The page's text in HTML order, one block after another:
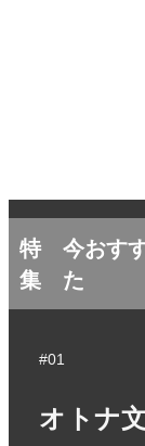
特
集
今おす
た
#01
オトナ